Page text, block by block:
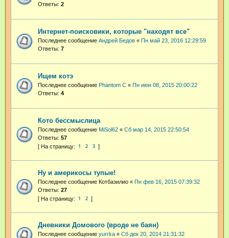
Ответы: 2
Интернет-поисковики, которые "находят все"
Последнее сообщение Андрей Бедов « Пн май 23, 2016 12:29:59
Ответы: 7
Ищем котэ
Последнее сообщение Phantom C « Пн июн 08, 2015 20:00:22
Ответы: 4
Кото бессмыслица
Последнее сообщение MiSol62 « Сб мар 14, 2015 22:50:54
Ответы: 57
1 2 3
Ну и америкосы тупые!
Последнее сообщение Котбазилио « Пн фев 16, 2015 07:39:32
Ответы: 27
1 2
Дневники Домового (вроде не баян)
Последнее сообщение yurrka « Сб дек 20, 2014 21:31:32